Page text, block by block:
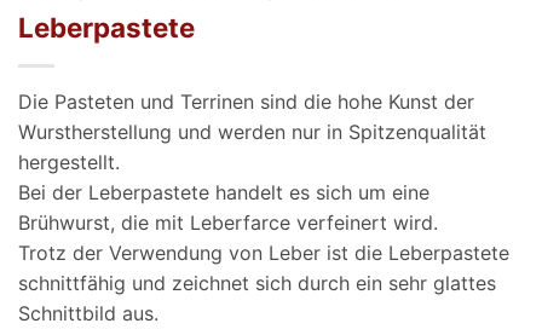
Leberpastete
Die Pasteten und Terrinen sind die hohe Kunst der
Wurstherstellung und werden nur in Spitzenqualität
hergestellt.
Bei der Leberpastete handelt es sich um eine
Brühwurst, die mit Leberfarce verfeinert wird.
Trotz der Verwendung von Leber ist die Leberpastete
schnittfähig und zeichnet sich durch ein sehr glattes
Schnittbild aus.